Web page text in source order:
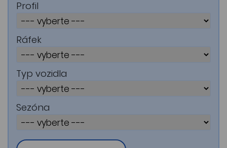
Profil
Ráfek
Typ vozidla
Sezóna